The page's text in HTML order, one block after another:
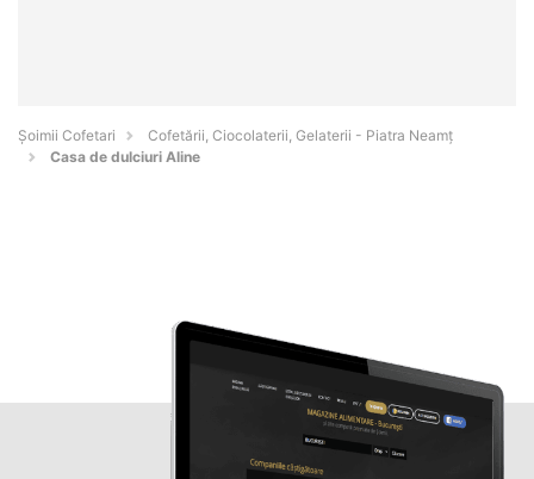
Șoimii Cofetari
Cofetării, Ciocolaterii, Gelaterii - Piatra Neamţ
Casa de dulciuri Aline